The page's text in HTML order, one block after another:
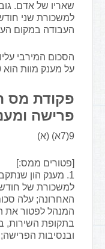
שאריו של אדם.
למשכורת שני
העבודה במקום
הסכום המירבי
על מענק מוות הוא 19,790 ש"ח לכל שנת עבודה.
פקודת מס
פרישה
9(7א) (א)
[פטורים ממס:]
1. מענק הון
למשכורת של
האחרונה; עלה
המנהל לפטור את
בתקופת השירות,
ובנסיבות הפרישה;